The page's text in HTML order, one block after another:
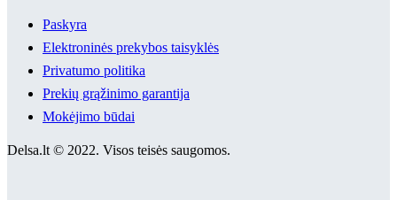
Paskyra
Elektroninės prekybos taisyklės
Privatumo politika
Prekių grąžinimo garantija
Mokėjimo būdai
Delsa.lt © 2022. Visos teisės saugomos.